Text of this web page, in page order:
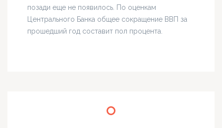
позади еще не появилось. По оценкам
Центрального Банка общее сокращение ВВП за
прошедший год составит пол процента.